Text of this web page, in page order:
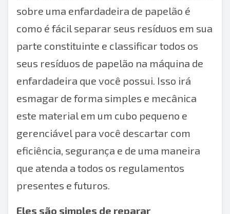
sobre uma enfardadeira de papelão é
como é fácil separar seus resíduos em sua
parte constituinte e classificar todos os
seus resíduos de papelão na máquina de
enfardadeira que você possui. Isso irá
esmagar de forma simples e mecânica
este material em um cubo pequeno e
gerenciável para você descartar com
eficiência, segurança e de uma maneira
que atenda a todos os regulamentos
presentes e futuros.
Eles são simples de reparar